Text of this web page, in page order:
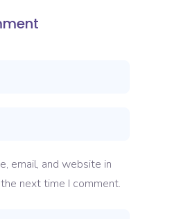
email, and website in
next time I comment.